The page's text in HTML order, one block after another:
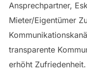
Ansprechpartner,
Mieter/Eigentümer
transparente
erhöht Zufriedenheit.